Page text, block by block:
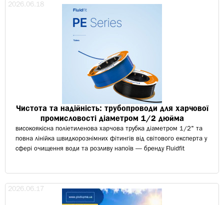
2026.06.18
Чистота та надійність: трубопроводи для харчової
промисловості діаметром 1/2 дюйма
високоякісна поліетиленова харчова трубка діаметром 1/2" та
повна лінійка швидкорознімних фітингів від світового експерта у
сфері очищення води та розливу напоїв — бренду Fluidfit
2026.06.17